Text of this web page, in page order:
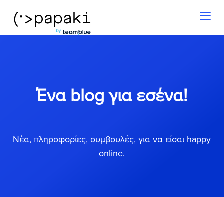
Ένα blog για εσένα!
Νέα, πληροφορίες, συμβουλές, για να είσαι happy
online.